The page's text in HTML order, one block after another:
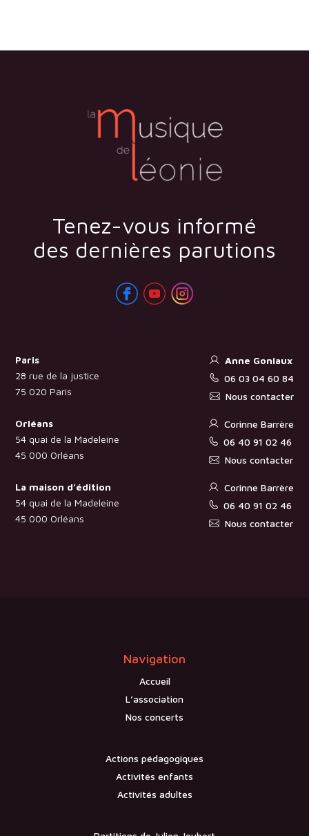
Tenez-vous informé
des dernières parutions
Paris
28 rue de la justice
75 020 Paris
Anne Goniaux
06 03 04 60 84
Nous contacter
Orléans
54 quai de la Madeleine
45 000 Orléans
Corinne Barrère
06 40 91 02 46
Nous contacter
La maison d’édition
54 quai de la Madeleine
45 000 Orléans
Corinne Barrère
06 40 91 02 46
Nous contacter
Navigation
Accueil
L’association
Nos concerts
Actions pédagogiques
Activités enfants
Activités adultes